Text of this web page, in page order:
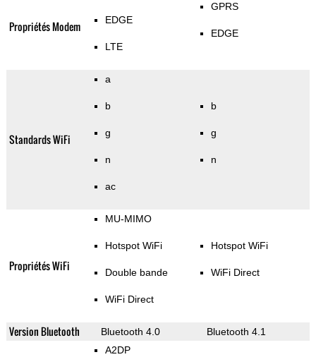
Propriétés Modem EDGE
LTE
GPRS
EDGE
Standards WiFi
a
b
g
n
ac
b
g
n
Propriétés WiFi
MU-MIMO
Hotspot WiFi
Double bande
WiFi Direct
Hotspot WiFi
WiFi Direct
Version Bluetooth Bluetooth 4.0 Bluetooth 4.1
A2DP